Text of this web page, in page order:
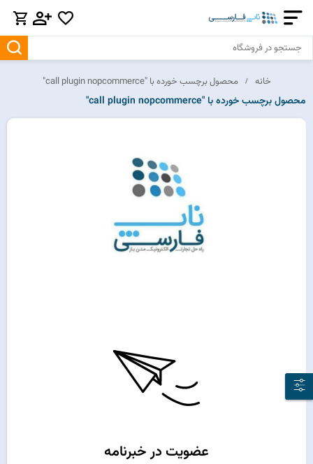
خانه محصول برچسب خورده با "call plugin nopcommerce"
محصول برچسب خورده با "call plugin nopcommerce"
عضویت در خبرنامه